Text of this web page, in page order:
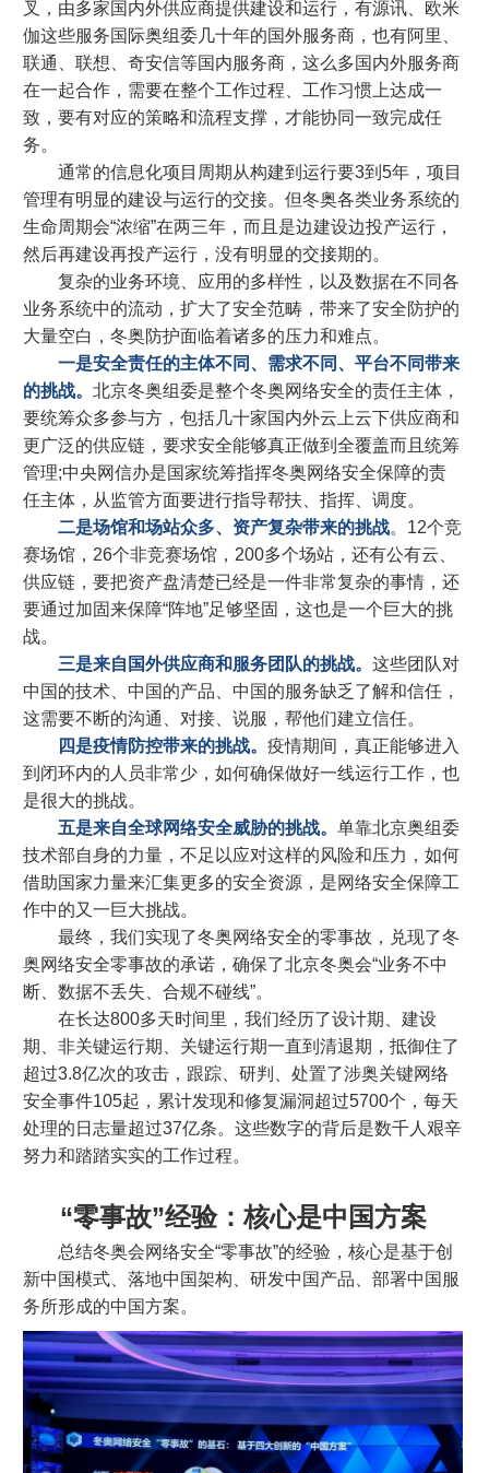
叉，由多家国内外供应商提供建设和运行，有源讯、欧米
伽这些服务国际奥组委几十年的国外服务商，也有阿里、
联通、联想、奇安信等国内服务商，这么多国内外服务商
在一起合作，需要在整个工作过程、工作习惯上达成一
致，要有对应的策略和流程支撑，才能协同一致完成任
务。
通常的信息化项目周期从构建到运行要3到5年，项目
管理有明显的建设与运行的交接。但冬奥各类业务系统的
生命周期会“浓缩”在两三年，而且是边建设边投产运行，
然后再建设再投产运行，没有明显的交接期的。
复杂的业务环境、应用的多样性，以及数据在不同各
业务系统中的流动，扩大了安全范畴，带来了安全防护的
大量空白，冬奥防护面临着诸多的压力和难点。
一是安全责任的主体不同、需求不同、平台不同带来
的挑战。北京冬奥组委是整个冬奥网络安全的责任主体，
要统筹众多参与方，包括几十家国内外云上云下供应商和
更广泛的供应链，要求安全能够真正做到全覆盖而且统筹
管理;中央网信办是国家统筹指挥冬奥网络安全保障的责
任主体，从监管方面要进行指导帮扶、指挥、调度。
二是场馆和场站众多、资产复杂带来的挑战。12个竞
赛场馆，26个非竞赛场馆，200多个场站，还有公有云、
供应链，要把资产盘清楚已经是一件非常复杂的事情，还
要通过加固来保障“阵地”足够坚固，这也是一个巨大的挑
战。
三是来自国外供应商和服务团队的挑战。这些团队对
中国的技术、中国的产品、中国的服务缺乏了解和信任，
这需要不断的沟通、对接、说服，帮他们建立信任。
四是疫情防控带来的挑战。疫情期间，真正能够进入
到闭环内的人员非常少，如何确保做好一线运行工作，也
是很大的挑战。
五是来自全球网络安全威胁的挑战。单靠北京奥组委
技术部自身的力量，不足以应对这样的风险和压力，如何
借助国家力量来汇集更多的安全资源，是网络安全保障工
作中的又一巨大挑战。
最终，我们实现了冬奥网络安全的零事故，兑现了冬
奥网络安全零事故的承诺，确保了北京冬奥会“业务不中
断、数据不丢失、合规不碰线”。
在长达800多天时间里，我们经历了设计期、建设
期、非关键运行期、关键运行期一直到清退期，抵御住了
超过3.8亿次的攻击，跟踪、研判、处置了涉奥关键网络
安全事件105起，累计发现和修复漏洞超过5700个，每天
处理的日志量超过37亿条。这些数字的背后是数千人艰辛
努力和踏踏实实的工作过程。
“零事故”经验：核心是中国方案
总结冬奥会网络安全“零事故”的经验，核心是基于创
新中国模式、落地中国架构、研发中国产品、部署中国服
务所形成的中国方案。